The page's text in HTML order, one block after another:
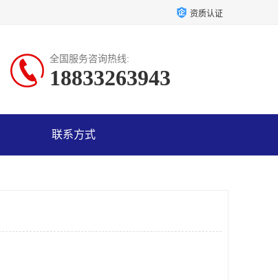
资质认证
全国服务咨询热线:
18833263943
联系方式